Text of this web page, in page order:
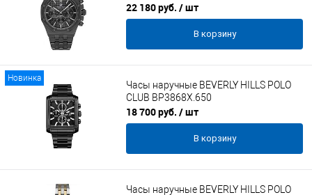
22 180 руб. / шт
В корзину
Новинка
Часы наручные BEVERLY HILLS POLO
CLUB BP3868X.650
18 700 руб. / шт
В корзину
Часы наручные BEVERLY HILLS POLO